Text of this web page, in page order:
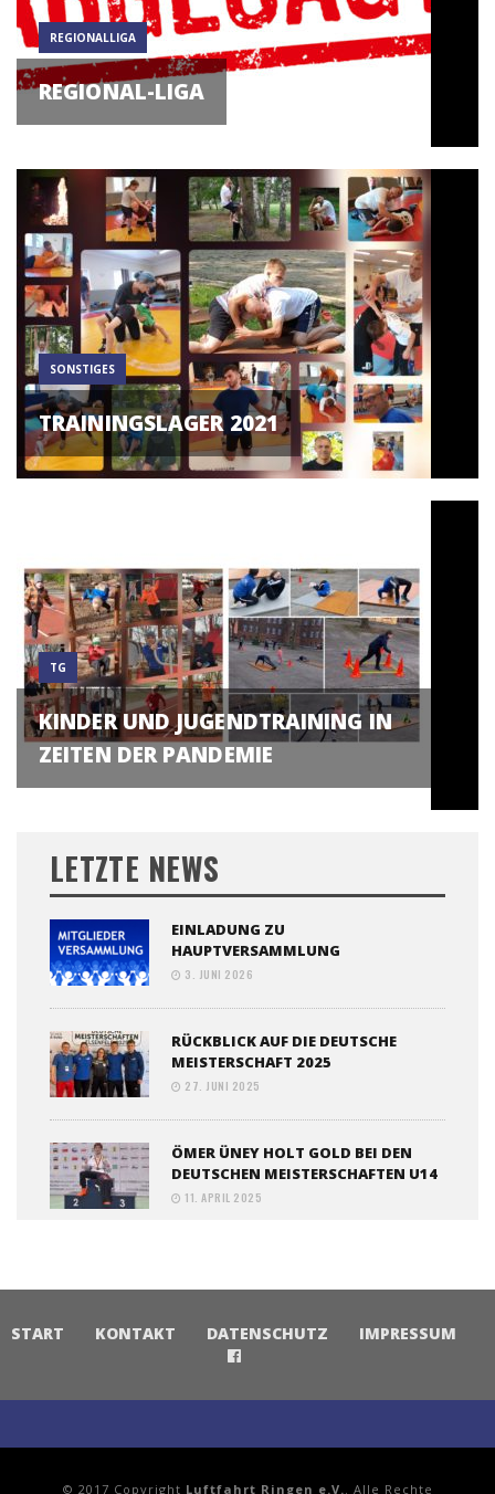
REGIONALLIGA
REGIONAL-LIGA
SONSTIGES
TRAININGSLAGER 2021
TG
KINDER UND JUGENDTRAINING IN
ZEITEN DER PANDEMIE
LETZTE NEWS
EINLADUNG ZU
HAUPTVERSAMMLUNG
3. JUNI 2026
RÜCKBLICK AUF DIE DEUTSCHE
MEISTERSCHAFT 2025
27. JUNI 2025
ÖMER ÜNEY HOLT GOLD BEI DEN
DEUTSCHEN MEISTERSCHAFTEN U14
11. APRIL 2025
START KONTAKT DATENSCHUTZ IMPRESSUM
© 2017 Copyright Luftfahrt Ringen e.V.. Alle Rechte